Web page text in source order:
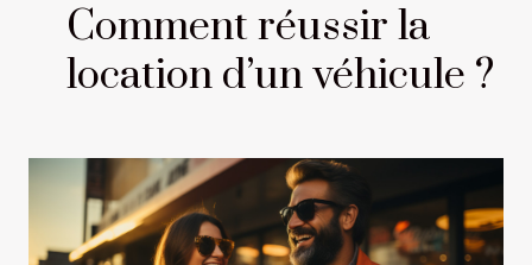
Comment réussir la
location d’un véhicule ?